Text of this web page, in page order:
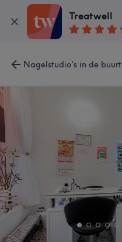
Treatwell
Nagelstudio's in de buurt